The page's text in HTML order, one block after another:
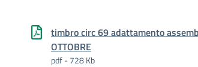
timbro circ 69 adattamento
OTTOBRE
pdf - 728 Kb